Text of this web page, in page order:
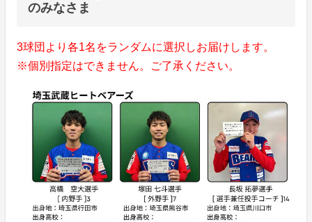
のみなさま
3球団より各1名をランダムに選択しお届けします。
※個別指定はできません。ご了承ください。